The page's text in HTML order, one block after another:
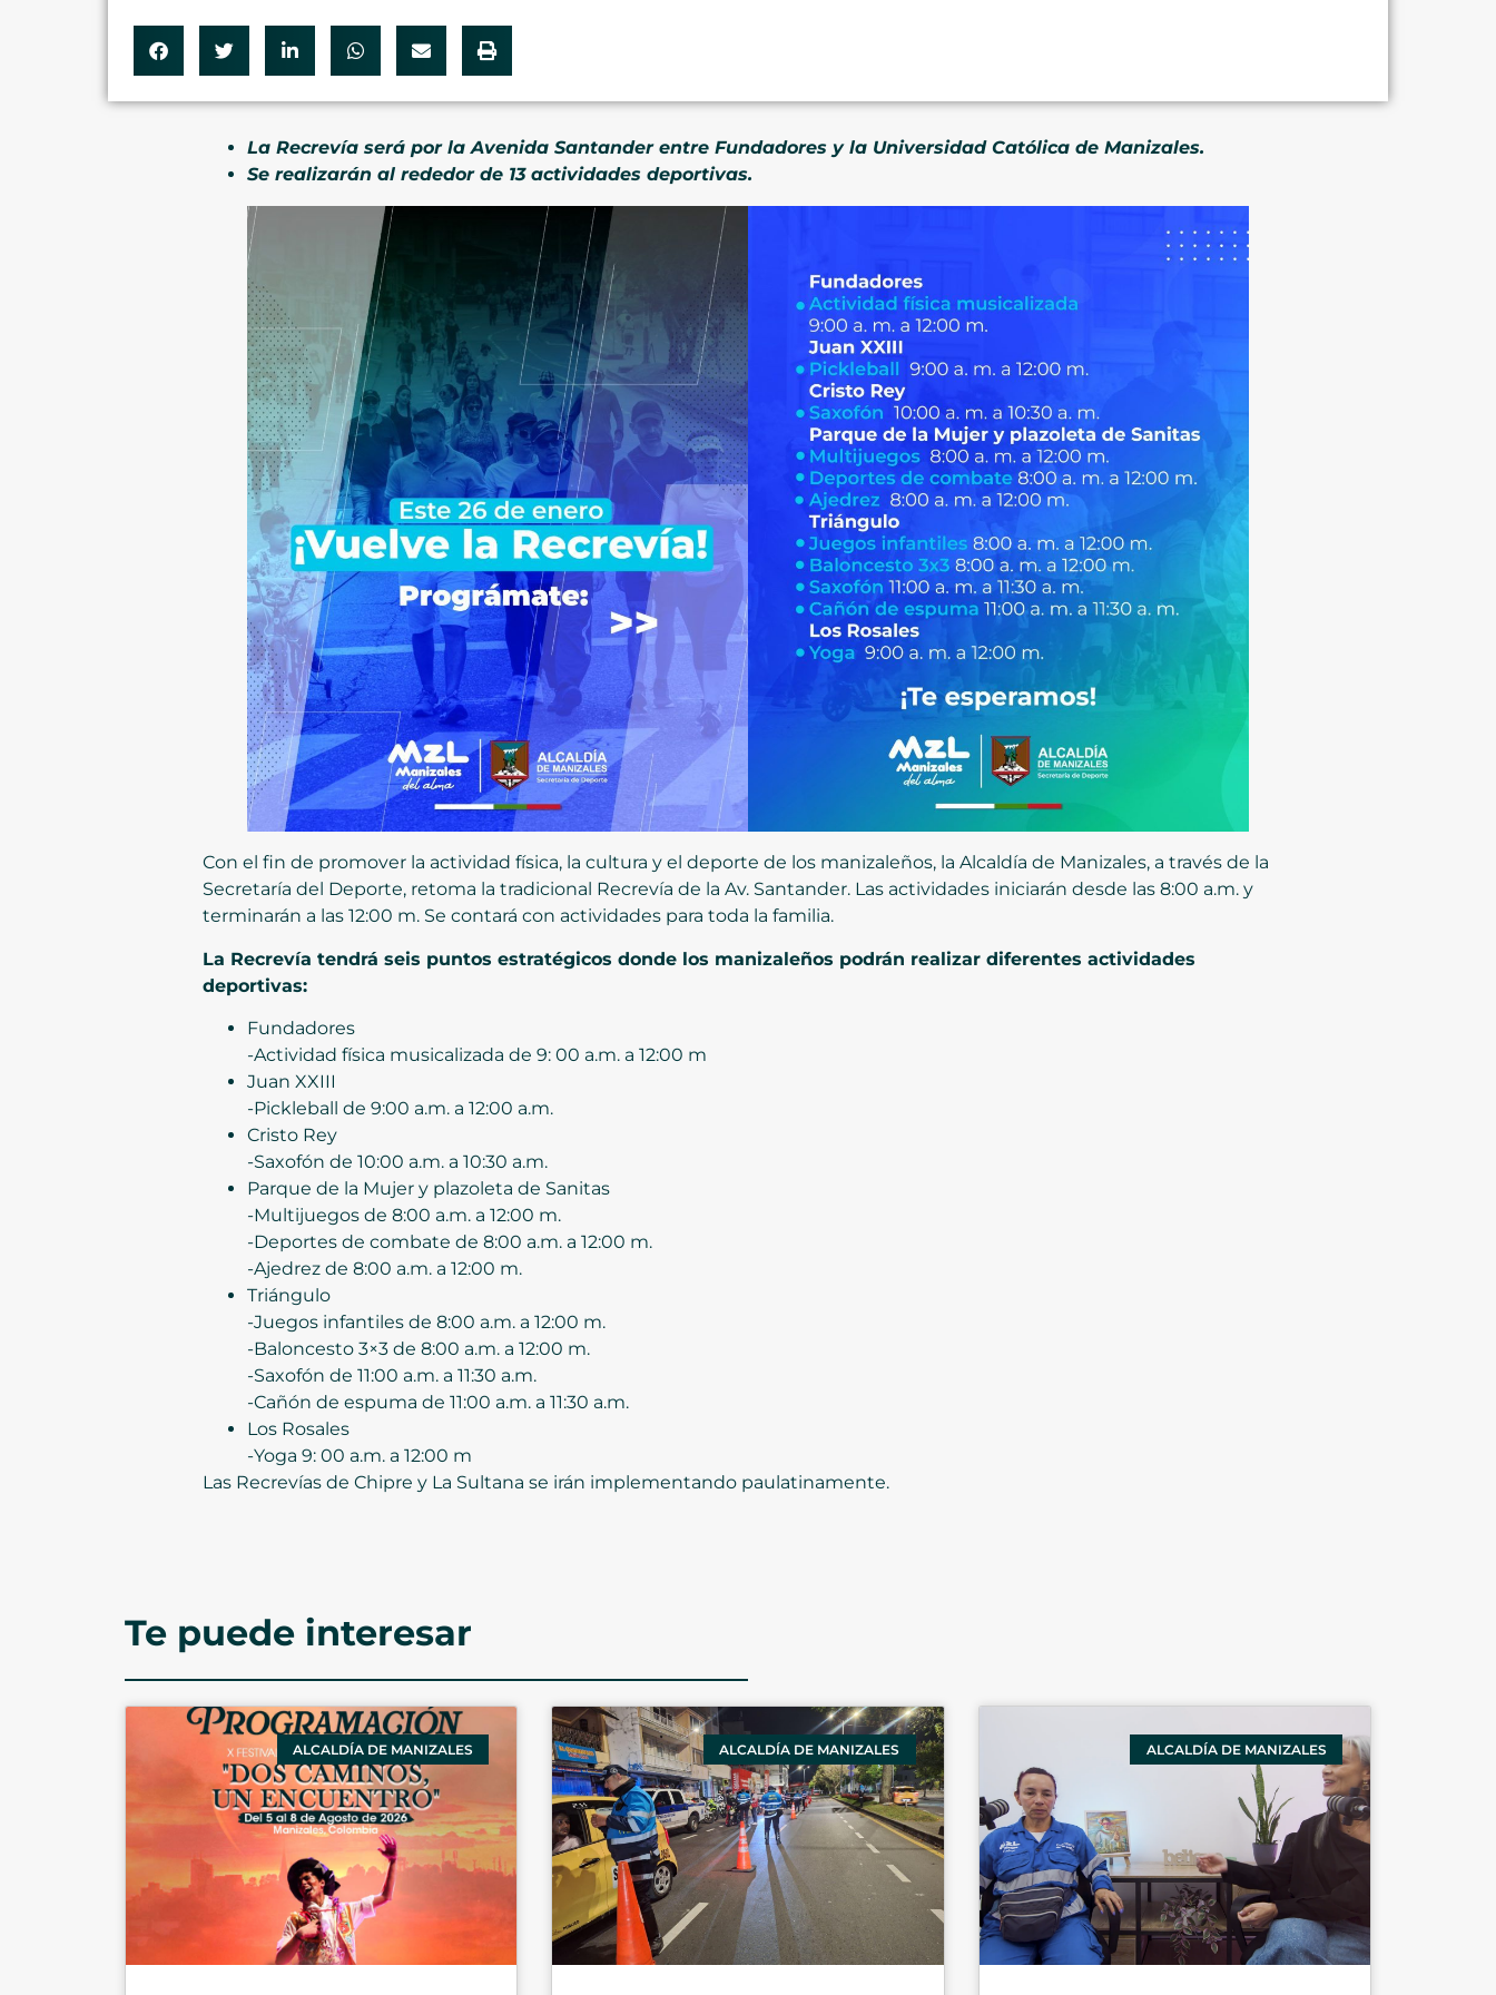
La Recrevía será por la Avenida Santander entre Fundadores y la Universidad Católica de Manizales.
Se realizarán al rededor de 13 actividades deportivas.
Con el fin de promover la actividad física, la cultura y el deporte de los manizaleños, la Alcaldía de Manizales, a través de la
Secretaría del Deporte, retoma la tradicional Recrevía de la Av. Santander. Las actividades iniciarán desde las 8:00 a.m. y
terminarán a las 12:00 m. Se contará con actividades para toda la familia.
La Recrevía tendrá seis puntos estratégicos donde los manizaleños podrán realizar diferentes actividades
deportivas:
Fundadores
-Actividad física musicalizada de 9: 00 a.m. a 12:00 m
Juan XXIII
-Pickleball de 9:00 a.m. a 12:00 a.m.
Cristo Rey
-Saxofón de 10:00 a.m. a 10:30 a.m.
Parque de la Mujer y plazoleta de Sanitas
-Multijuegos de 8:00 a.m. a 12:00 m.
-Deportes de combate de 8:00 a.m. a 12:00 m.
-Ajedrez de 8:00 a.m. a 12:00 m.
Triángulo
-Juegos infantiles de 8:00 a.m. a 12:00 m.
-Baloncesto 3×3 de 8:00 a.m. a 12:00 m.
-Saxofón de 11:00 a.m. a 11:30 a.m.
-Cañón de espuma de 11:00 a.m. a 11:30 a.m.
Los Rosales
-Yoga 9: 00 a.m. a 12:00 m
Las Recrevías de Chipre y La Sultana se irán implementando paulatinamente.
Te puede interesar
ALCALDÍA DE MANIZALES ALCALDÍA DE MANIZALES ALCALDÍA DE MANIZALES